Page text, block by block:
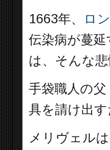
1663年、
ロ
伝染病が蔓
は、そんな
手袋職人の父
具を請け出
メリヴェル